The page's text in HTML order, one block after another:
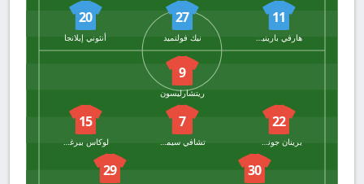
11
هارفي بارينيس
27
نيك فولتميد
20
أنثوني إيلانجا
9
ريتشارليسون
22
برينان جونسون
7
تشافي سيمونز
15
لوكاس بيرغفال
30
29